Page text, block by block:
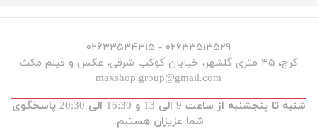
۰۲۶۳۳۵۱۳۵۲۹ - ۰۲۶۳۳۵۳۴۳۱۵
کرج، ۴۵ متری گلشهر، خیابان کوکب شرقی، عکس و فیلم مکث
maxshop.group@gmail.com
شنبه تا پنجشنبه از ساعت 9 الی 13 و 16:30 الی 20:30 پاسخگوی
شما عزیزان هستیم.